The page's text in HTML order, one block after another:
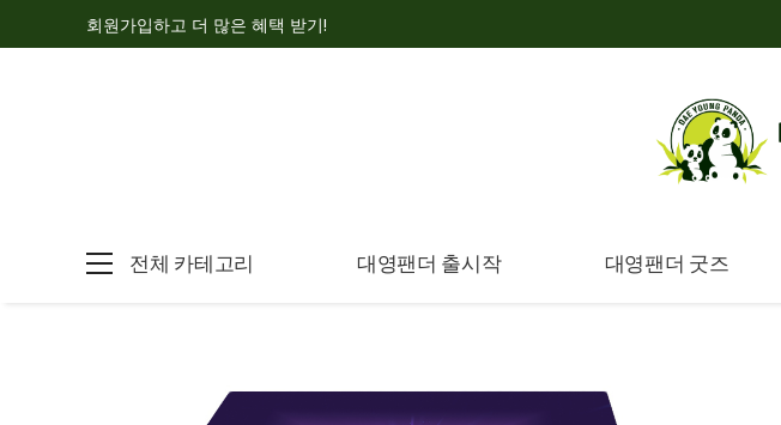
회원가입하고 더 많은 혜택 받기!
전체 카테고리 대영팬더 출시작 대영팬더 굿즈